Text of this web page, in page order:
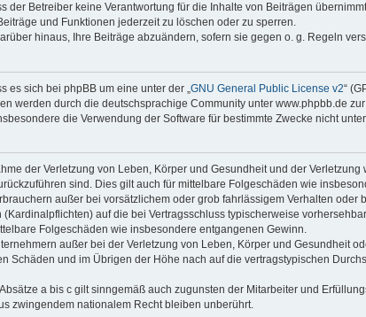
der Betreiber keine Verantwortung für die Inhalte von Beiträgen
und Funktionen jederzeit zu löschen oder zu sperren.
hinaus, Ihre Beiträge abzuändern, sofern sie gegen o. g. Regeln
es sich bei phpBB um eine unter der „ GNU General Public License v2“
werden durch die deutschsprachige Community unter www.phpbb.de
die Verwendung der Software für bestimmte Zwecke nicht
der Verletzung von Leben, Körper und Gesundheit und der
sind. Dies gilt auch für mittelbare Folgeschäden wie
außer bei vorsätzlichem oder grob fahrlässigem Verhalten
auf die bei Vertragsschluss typischerweise
Folgeschäden wie insbesondere entgangenen Gewinn.
außer bei der Verletzung von Leben, Körper und Gesundheit
Schäden und im Übrigen der Höhe nach auf die vertragstypischen
a bis c gilt sinngemäß auch zugunsten der Mitarbeiter und
zwingendem nationalem Recht bleiben unberührt.